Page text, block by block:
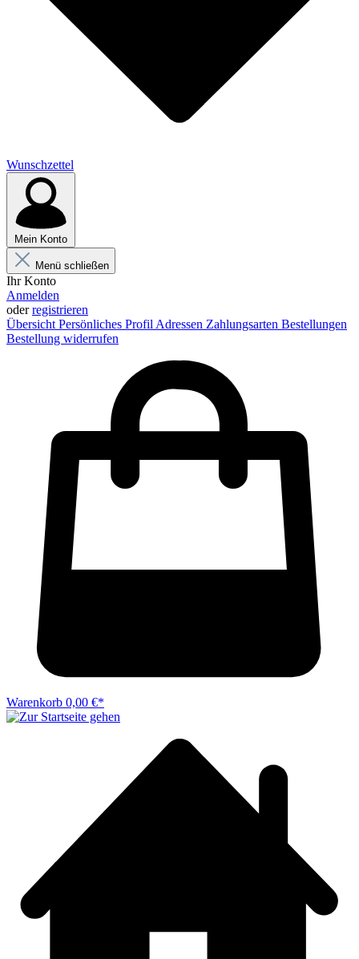
Wunschzettel
Mein Konto
Menü schließen
Ihr Konto
Anmelden
oderregistrieren
Übersicht Persönliches Profil Adressen Zahlungsarten Bestellungen
Bestellung widerrufen
Warenkorb 0,00 €*